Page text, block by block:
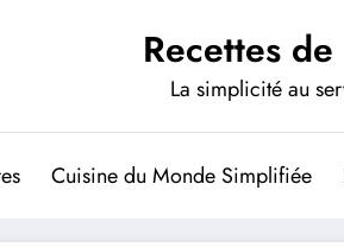
Recettes
La simplicité au
Cuisine du Monde Simplifiée